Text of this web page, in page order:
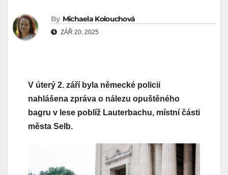
By Michaela Kolouchová
ZÁŘ 20, 2025
V úterý 2. září byla německé policii
nahlášena zpráva o nálezu opuštěného
bagru v lese poblíž Lauterbachu, místní části
města Selb.